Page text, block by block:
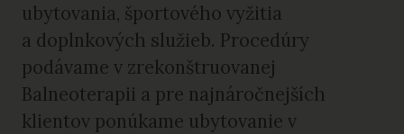
ubytovania, športového vyžitia
a doplnkových služieb. Procedúry
podávame v zrekonštruovanej
Balneoterapii a pre najnáročnejších
klientov ponúkame ubytovanie v